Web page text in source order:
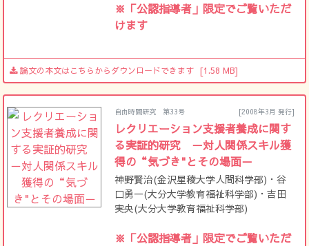
※「公認指導者」限定でご覧いただ
けます
論文の本文はこちらからダウンロードできます [1.58 MB]
自由時間研究 第33号 [2008年3月 発行]
レクリエーション支援者養成に関す
る実証的研究 －対人関係スキル獲
得の“気づき"とその場面－
神野賢治(金沢星稜大学人間科学部)・谷
口勇一(大分大学教育福祉科学部)・吉田
実央(大分大学教育福祉科学部)
※「公認指導者」限定でご覧いただ